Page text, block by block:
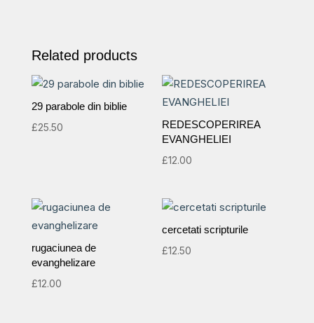
Related products
29 parabole din biblie
£25.50
REDESCOPERIREA
EVANGHELIEI
£12.00
rugaciunea de
evanghelizare
£12.00
cercetati scripturile
£12.50